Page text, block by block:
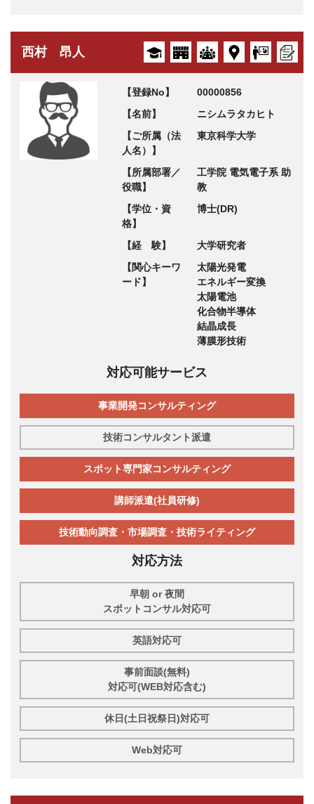
西村 昂人
【登録No】
00000856
【名前】
ニシムラタカヒト
【ご所属（法
人名）】
東京科学大学
【所属部署／
役職】
工学院 電気電子系 助
教
【学位・資
格】
博士(DR)
【経 験】
大学研究者
【関心キーワ
ード】
太陽光発電
エネルギー変換
太陽電池
化合物半導体
結晶成長
薄膜形技術
対応可能サービス
事業開発コンサルティング
技術コンサルタント派遣
スポット専門家コンサルティング
講師派遣(社員研修)
技術動向調査・市場調査・技術ライティング
対応方法
早朝 or 夜間
スポットコンサル対応可
英語対応可
事前面談(無料)
対応可(WEB対応含む)
休日(土日祝祭日)対応可
Web対応可